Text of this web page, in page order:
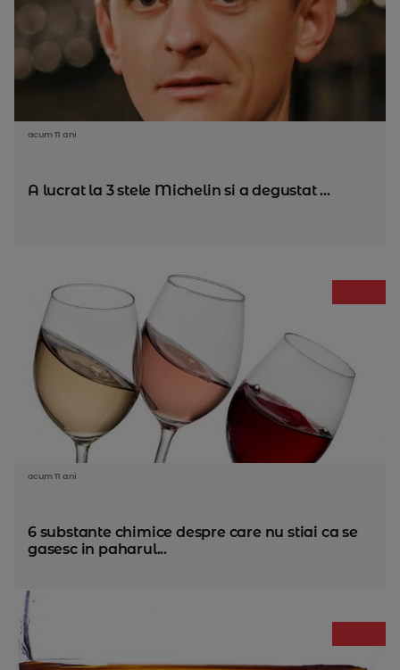
acum 11 ani
A lucrat la 3 stele Michelin si a degustat ...
acum 11 ani
6 substante chimice despre care nu stiai ca se
gasesc in paharul...